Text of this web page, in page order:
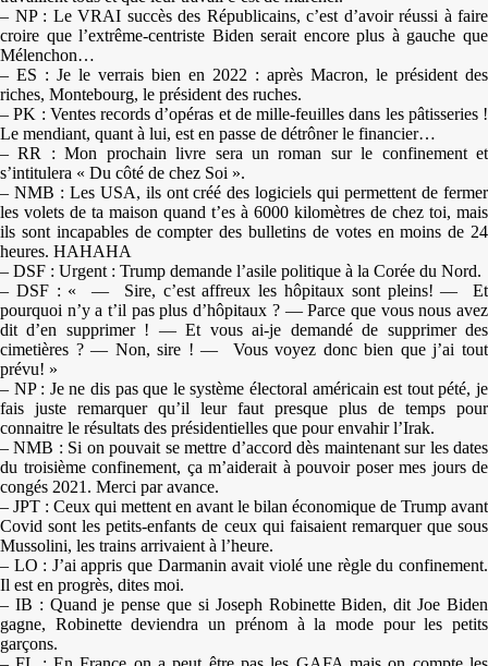
– NP : Le VRAI succès des Républicains, c’est d’avoir réussi à faire
croire que l’extrême-centriste Biden serait encore plus à gauche que
Mélenchon…
– ES : Je le verrais bien en 2022 : après Macron, le président des
riches, Montebourg, le président des ruches.
– PK : Ventes records d’opéras et de mille-feuilles dans les pâtisseries !
Le mendiant, quant à lui, est en passe de détrôner le financier…
– RR : Mon prochain livre sera un roman sur le confinement et
s’intitulera « Du côté de chez Soi ».
– NMB : Les USA, ils ont créé des logiciels qui permettent de fermer
les volets de ta maison quand t’es à 6000 kilomètres de chez toi, mais
ils sont incapables de compter des bulletins de votes en moins de 24
heures. HAHAHA
– DSF : Urgent : Trump demande l’asile politique à la Corée du Nord.
– DSF : « — Sire, c’est affreux les hôpitaux sont pleins! — Et
pourquoi n’y a t’il pas plus d’hôpitaux ? — Parce que vous nous avez
dit d’en supprimer ! — Et vous ai-je demandé de supprimer des
cimetières ? — Non, sire ! — Vous voyez donc bien que j’ai tout
prévu! »
– NP : Je ne dis pas que le système électoral américain est tout pété, je
fais juste remarquer qu’il leur faut presque plus de temps pour
connaitre le résultats des présidentielles que pour envahir l’Irak.
– NMB : Si on pouvait se mettre d’accord dès maintenant sur les dates
du troisième confinement, ça m’aiderait à pouvoir poser mes jours de
congés 2021. Merci par avance.
– JPT : Ceux qui mettent en avant le bilan économique de Trump avant
Covid sont les petits-enfants de ceux qui faisaient remarquer que sous
Mussolini, les trains arrivaient à l’heure.
– LO : J’ai appris que Darmanin avait violé une règle du confinement.
Il est en progrès, dites moi.
– IB : Quand je pense que si Joseph Robinette Biden, dit Joe Biden
gagne, Robinette deviendra un prénom à la mode pour les petits
garçons.